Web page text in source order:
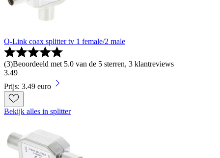
Q-Link coax splitter tv 1 female/2 male
(3)Beoordeeld met 5.0 van de 5 sterren, 3 klantreviews
3.49
Prijs: 3.49 euro
Bekijk alles in splitter